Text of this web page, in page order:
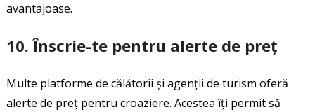
avantajoase.
10.Înscrie-te pentru alerte de preț
Multe platforme de călătorii și agenții de turism oferă
alerte de preț pentru croaziere. Acestea îți permit să